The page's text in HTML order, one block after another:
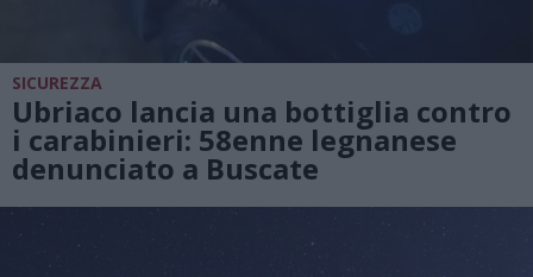
SICUREZZA
Ubriaco lancia una bottiglia contro
i carabinieri: 58enne legnanese
denunciato a Buscate